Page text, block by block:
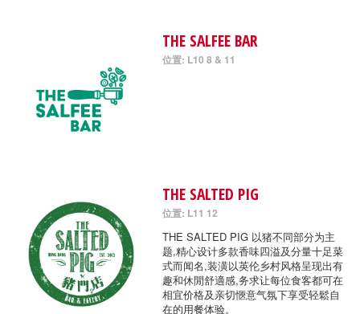
THE SALFEE BAR
位置: L10 8 & 11
THE SALTED PIG
位置: L11 12
THE SALTED PIG 以猪不同部分为主
题,精心设计多款香味四溢及分量十足菜
式而闻名,装潢以英伦乡村风格呈现出有
趣和休閒舒適感,务求让每位食客都可在
相宜价格及亲切愜意气氛下享受轻鬆自
在的用餐体验。